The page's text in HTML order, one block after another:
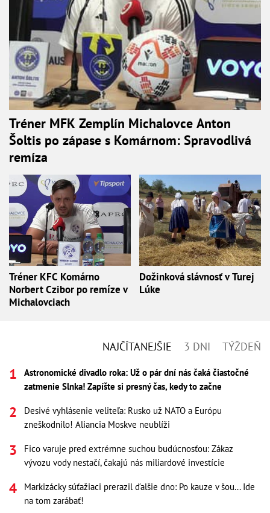
Tréner MFK Zemplín Michalovce Anton
Šoltis po zápase s Komárnom: Spravodlivá
remíza
Tréner KFC Komárno
Norbert Czibor po remíze v
Michalovciach
Dožinková slávnosť v Turej
Lúke
NAJČÍTANEJŠIE 3 DNI TÝŽDEŇ
Astronomické divadlo roka: Už o pár dní nás čaká čiastočné
zatmenie Slnka! Zapíšte si presný čas, kedy to začne
Desivé vyhlásenie veliteľa: Rusko už NATO a Európu
zneškodnilo! Aliancia Moskve neublíži
Fico varuje pred extrémne suchou budúcnosťou: Zákaz
vývozu vody nestačí, čakajú nás miliardové investície
Markizácky súťažiaci prerazil ďalšie dno: Po kauze v šou... Ide
na tom zarábať!